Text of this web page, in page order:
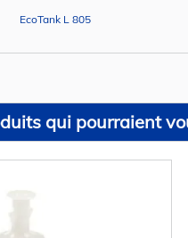
EcoTank L 805
qui pourraient